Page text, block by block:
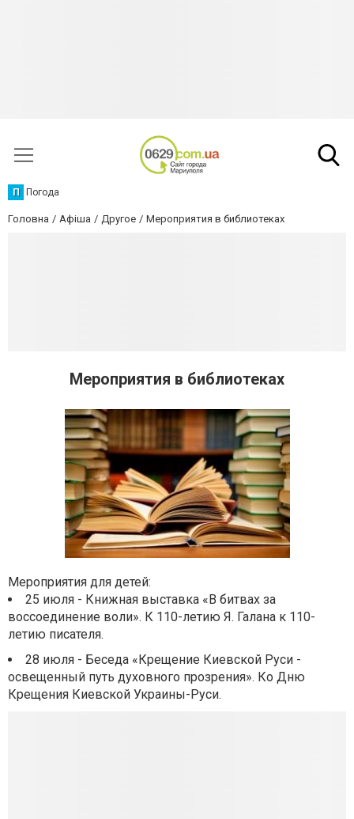
П Погода
Головна Афіша Другое Мероприятия в библиотеках
Мероприятия в библиотеках
Мероприятия для детей:
25 июля - Книжная выставка «В битвах за
воссоединение воли». К 110-летию Я. Галана к 110-
летию писателя.
28 июля - Беседа «Крещение Киевской Руси -
освещенный путь духовного прозрения». Ко Дню
Крещения Киевской Украины-Руси.